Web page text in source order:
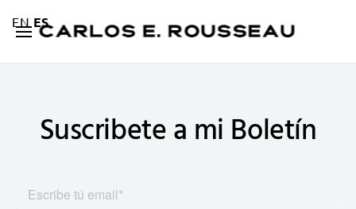
Suscribete a mi Boletín
EN ES